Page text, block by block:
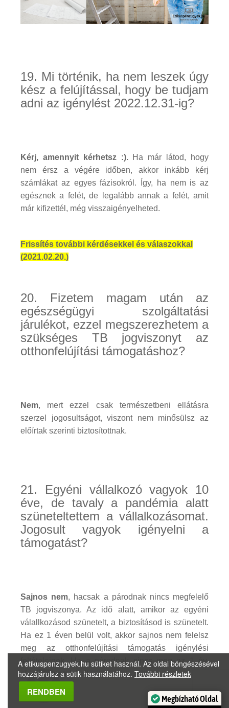
19. Mi történik, ha nem leszek úgy
kész a felújítással, hogy be tudjam
adni az igénylést 2022.12.31-ig?
Kérj, amennyit kérhetsz :).Ha már látod, hogy
nem érsz a végére időben, akkor inkább kérj
számlákat az egyes fázisokról. Így, ha nem is az
egésznek a felét, de legalább annak a felét, amit
már kifizettél, még visszaigényelheted.
Frissítés további kérdésekkel és válaszokkal
(2021.02.20.)
20. Fizetem magam után az
egészségügyi szolgáltatási
járulékot, ezzel megszerezhetem a
szükséges TB jogviszonyt az
otthonfelújítási támogatáshoz?
Nem, mert ezzel csak természetbeni ellátásra
szerzel jogosultságot, viszont nem minősülsz az
előírtak szerinti biztosítottnak.
21. Egyéni vállalkozó vagyok 10
éve, de tavaly a pandémia alatt
szüneteltettem a vállalkozásomat.
Jogosult vagyok igényelni a
támogatást?
Sajnos nem, hacsak a párodnak nincs megfelelő
TB jogviszonya. Az idő alatt, amikor az egyéni
válallkozásod szünetelt, a biztosításod is szünetelt.
Ha ez 1 éven belül volt, akkor sajnos nem felelsz
meg az otthonfelújítási támogatás igénylési
feltételeinek. Ha a párodnak sincs meg az 1 év,
akkor várnotok kell...
A etikuspenzugyek.hu sütiket használ. Az oldal böngészésével
hozzájárulsz a sütik használatához. További részletek
RENDBEN Megbízható Oldal
Igazolta:Trustindex